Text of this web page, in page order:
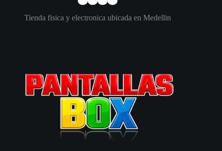
Tienda fisica y electronica ubicada en Medellin